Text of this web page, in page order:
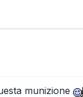
munizione